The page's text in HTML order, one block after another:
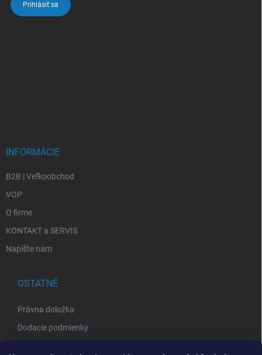
Prihlásiť sa
INFORMÁCIE
B2B | Veľkoobchod
VOP
O firme
KONTAKT a SERVIS
Napíšte nám
OSTATNÉ
Právna doložka
Dodacie podmienky